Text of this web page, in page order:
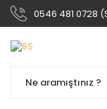
0546 481 0728